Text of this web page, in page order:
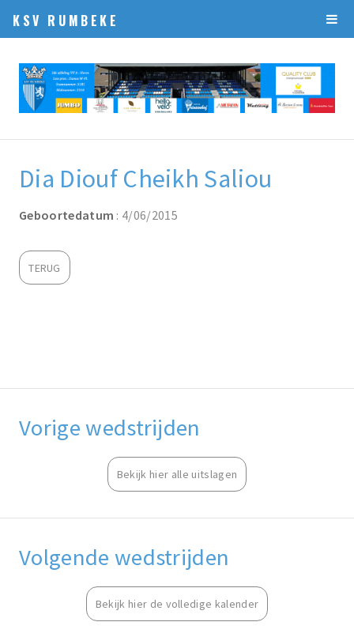
KSV RUMBEKE
Dia Diouf Cheikh Saliou
Geboortedatum : 4/06/2015
TERUG
Vorige wedstrijden
Bekijk hier alle uitslagen
Volgende wedstrijden
Bekijk hier de volledige kalender